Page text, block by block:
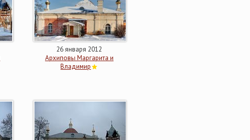
26 января 2012
Архиповы Маргарита и
Владимир